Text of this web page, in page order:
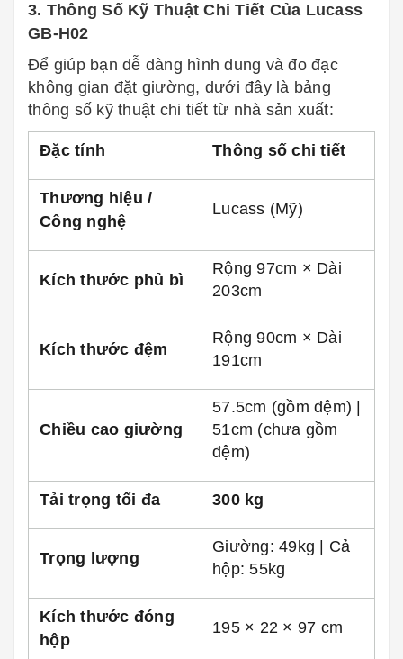
3. Thông Số Kỹ Thuật Chi Tiết Của Lucass
GB-H02
Để giúp bạn dễ dàng hình dung và đo đạc
không gian đặt giường, dưới đây là bảng
thông số kỹ thuật chi tiết từ nhà sản xuất:
Đặc tính Thông số chi tiết
Thương hiệu /
Công nghệ
Lucass (Mỹ)
Kích thước phủ bì
Rộng 97cm × Dài
203cm
Kích thước đệm
Rộng 90cm × Dài
191cm
Chiều cao giường
57.5cm (gồm đệm) |
51cm (chưa gồm
đệm)
Tải trọng tối đa 300 kg
Trọng lượng
Giường: 49kg | Cả
hộp: 55kg
Kích thước đóng
hộp
195 × 22 × 97 cm